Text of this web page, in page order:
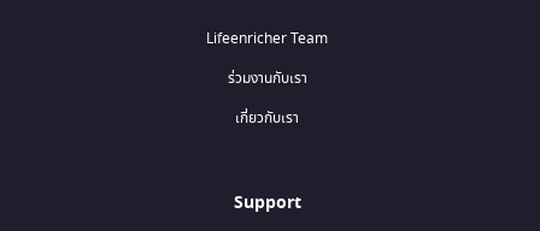
Lifeenricher Team
ร่วมงานกับเรา
เกี่ยวกับเรา
Support